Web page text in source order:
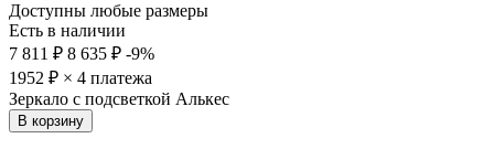
Доступны любые размеры
Есть в наличии
7 811 ₽ 8 635 ₽ -9%
1952 ₽ × 4 платежа
Зеркало с подсветкой Алькес
В корзину